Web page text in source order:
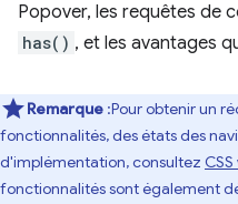
Popover, les requêtes de
has() , et les avantages
Remarque :Pour obtenir un
fonctionnalités, des états des
d'implémentation, consultez
fonctionnalités sont également